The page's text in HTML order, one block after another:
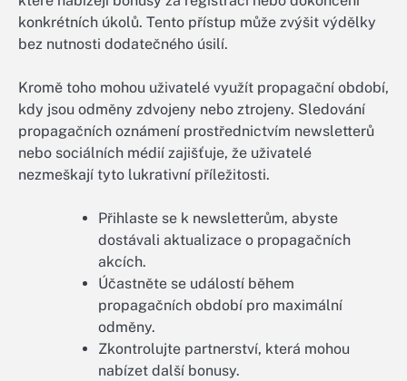
konkrétních úkolů. Tento přístup může zvýšit výdělky
bez nutnosti dodatečného úsilí.
Kromě toho mohou uživatelé využít propagační období,
kdy jsou odměny zdvojeny nebo ztrojeny. Sledování
propagačních oznámení prostřednictvím newsletterů
nebo sociálních médií zajišťuje, že uživatelé
nezmeškají tyto lukrativní příležitosti.
Přihlaste se k newsletterům, abyste
dostávali aktualizace o propagačních
akcích.
Účastněte se událostí během
propagačních období pro maximální
odměny.
Zkontrolujte partnerství, která mohou
nabízet další bonusy.